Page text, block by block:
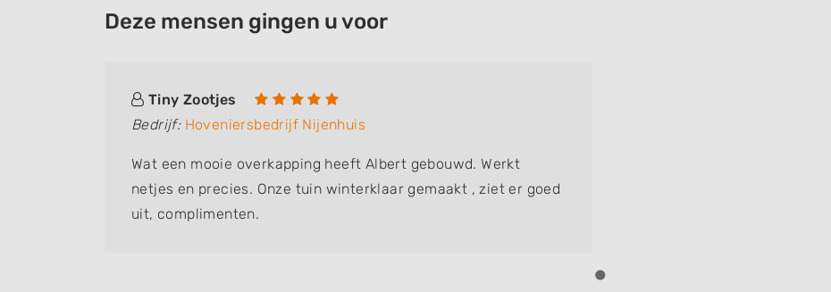
Deze mensen gingen u voor
Tiny Zootjes
Bedrijf: Hoveniersbedrijf Nijenhuis
Wat een mooie overkapping heeft Albert gebouwd. Werkt
netjes en precies. Onze tuin winterklaar gemaakt , ziet er goed
uit, complimenten.